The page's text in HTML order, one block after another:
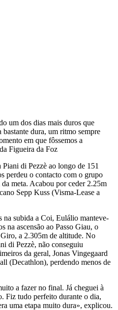
um dos dias mais duros que
bastante dura, um ritmo sempre
em que fôssemos a
Figueira da Foz
di Pezzè ao longo de 151
perdeu o contacto com o grupo
meta. Acabou por ceder 2.25m
Sepp Kuss (Visma-Lease a
na subida a Coi, Eulálio manteve-
na ascensão ao Passo Giau, o
a 2.305m de altitude. No
di Pezzè, não conseguiu
da geral, Jonas Vingegaard
(Decathlon), perdendo menos de
a fazer no final. Já cheguei à
Fiz tudo perfeito durante o dia,
uma etapa muito dura», explicou.